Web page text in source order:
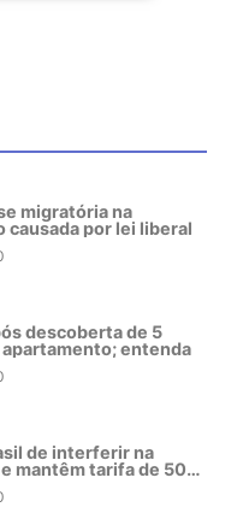
migratória na
causada por lei liberal
descoberta de 5
entenda
de interferir na
mantêm tarifa de 50%